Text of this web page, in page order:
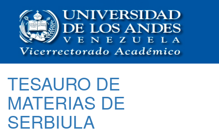
TESAURO DE
MATERIAS DE
SERBIULA